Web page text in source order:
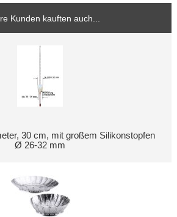
Kunden kauften auch...
30 cm, mit großem Silikonstopfen
Ø 26-32 mm